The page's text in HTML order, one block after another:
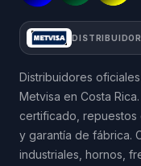
Distribuidores
Metvisa en Costa
certificado, repuestos
y garantía de fábrica.
industriales, hornos,